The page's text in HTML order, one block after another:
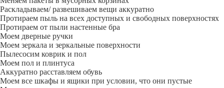
Раскладываем/ развешиваем вещи аккуратно
Протираем пыль на всех доступных и свободных поверхностях
Протираем от пыли настенные бра
Моем дверные ручки
Моем зеркала и зеркальные поверхности
Пылесосим коврик и пол
Моем пол и плинтуса
Аккуратно расставляем обувь
Моем все шкафы и ящики при условии, что они пустые